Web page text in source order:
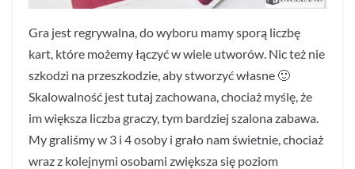
Gra jest regrywalna, do wyboru mamy sporą liczbę
kart, które możemy łączyć w wiele utworów. Nic też nie
szkodzi na przeszkodzie, aby stworzyć własne 🙂
Skalowalność jest tutaj zachowana, chociaż myślę, że
im większa liczba graczy, tym bardziej szalona zabawa.
My graliśmy w 3 i 4 osoby i grało nam świetnie, chociaż
wraz z kolejnymi osobami zwiększa się poziom